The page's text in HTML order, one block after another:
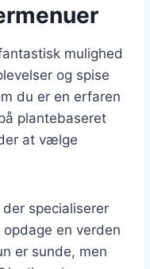
mulighed
og spise
du er en erfaren
plantebaseret
at vælge
specialiserer
en verden
er sunde, men